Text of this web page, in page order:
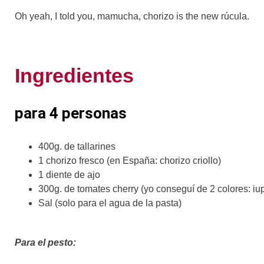
Oh yeah, I told you, mamucha, chorizo is the new rúcula.
Ingredientes
para 4 personas
400g. de tallarines
1 chorizo fresco (en España: chorizo criollo)
1 diente de ajo
300g. de tomates cherry (yo conseguí de 2 colores:
Sal (solo para el agua de la pasta)
Para el pesto: